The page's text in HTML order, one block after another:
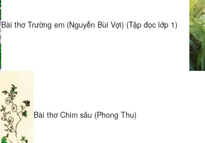
Bài thơ Trường em (Nguyễn Bùi Vợi) (Tập đọc lớp 1)
Bài thơ Chim sâu (Phong Thu)